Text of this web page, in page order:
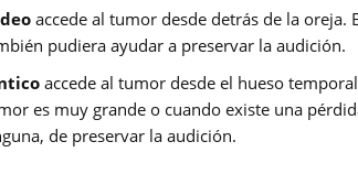
accede al tumor desde detrás de la
pudiera ayudar a preservar la audición.
accede al tumor desde el hueso
es muy grande o cuando existe una
de preservar la audición.